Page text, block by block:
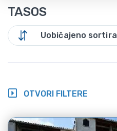
TASOS
Uobičajeno
OTVORI FILTERE